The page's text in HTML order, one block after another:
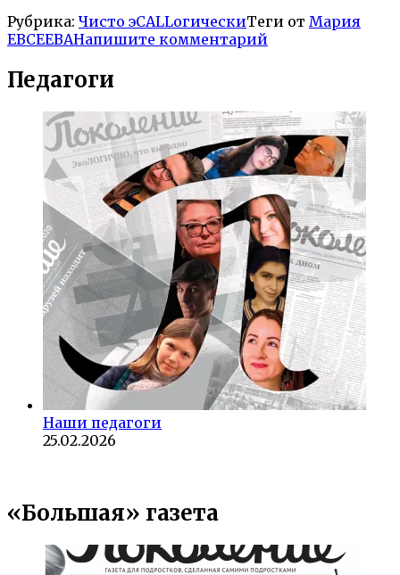
Рубрика: Чисто эCALLогическиТеги от Мария
ЕВСЕЕВАНапишите комментарий
Педагоги
Наши педагоги
25.02.2026
«Большая» газета